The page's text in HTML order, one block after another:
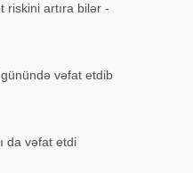
riskini artıra bilər -
vəfat etdib
da vəfat etdi